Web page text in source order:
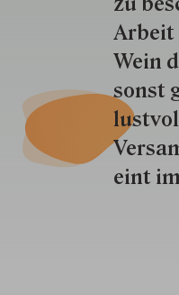
Arbeit
Wein
sonst
eint